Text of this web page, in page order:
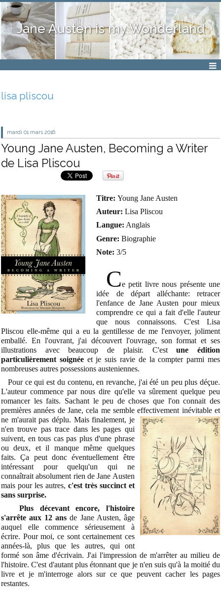
Jane Austen is my Wonderland
lisa pliscou
mardi 01 mars 2016
Young Jane Austen, Becoming a Writer
de Lisa Pliscou
Titre: Young Jane Austen
Auteur: Lisa Pliscou
Langue: Anglais
Genre: Biographie
Note: 3/5
Ce petit livre nous présente une
idée de départ alléchante: retracer
l'enfance de Jane Austen pour mieux
comprendre ce qui a fait d'elle l'auteur
que nous connaissons. C'est Lisa
Pliscou elle-même qui a eu la gentillesse de me l'envoyer, joliment
emballé. En l'ouvrant, j'ai découvert l'ouvrage, son format et ses
illustrations avec beaucoup de plaisir. C'estune édition
particulièrement soignéeet je suis ravie de la compter parmi mes
nombreuses autres possessions austeniennes.
Pour ce qui est du contenu, en revanche, j'ai été un peu plus déçue.
L'auteur commence par nous dire qu'elle va sûrement quelque peu
romancer les faits. Sachant le peu de choses que l'on connait des
premières années de Jane, cela me semble effectivement inévitable et
ne m'aurait pas déplu. Mais finalement, je
n'en trouve pas trace dans les pages qui
suivent, en tous cas pas plus d'une phrase
ou deux, et il manque même quelques
faits. Ça peut donc éventuellement être
intéressant pour quelqu'un qui ne
connaîtrait absolument rien de Jane Austen
mais pour les autres, c'est très succinct et
sans surprise.
Plus décevant encore, l'histoire
s'arrête aux 12 ans de Jane Austen, âge
auquel elle commence sérieusement à
écrire. Pour moi, ce sont certainement ces
années-là, plus que les autres, qui ont
formé son âme d'écrivain. J'ai l'impression de m'arrêter au milieu de
l'histoire. C'est d'autant plus étonnant que je n'en suis qu'à la moitié du
livre et je m'interroge alors sur ce que peuvent cacher les pages
restantes.